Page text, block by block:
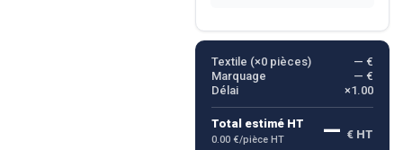
Textile (×0pièces)
— €
Marquage
— €
Délai
×1.00
Total estimé HT
0.00 €/pièce HT — € HT